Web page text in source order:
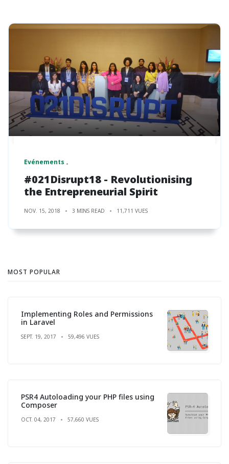
Evénements
#021Disrupt18 - Revolutionising
the Entrepreneurial Spirit
NOV. 15, 2018 3 MINS READ 11,711 VUES
MOST POPULAR
Implementing Roles and Permissions
in Laravel
SEPT. 19, 2017 59,496 VUES
PSR4 Autoloading your PHP files using
Composer
OCT. 04, 2017 57,660 VUES